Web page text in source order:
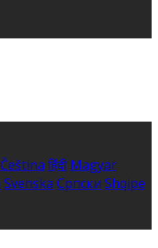
Čeština हिंदी Magyar
Svenska Српски Shqipe